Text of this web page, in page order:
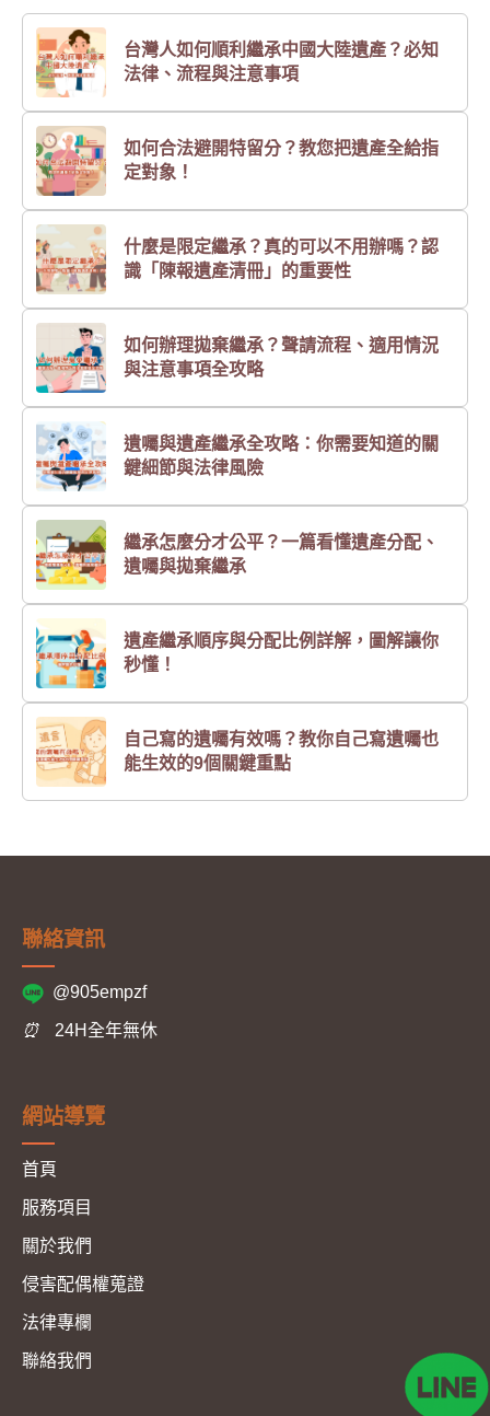
台灣人如何順利繼承中國大陸遺產？必知
法律、流程與注意事項
如何合法避開特留分？教您把遺產全給指
定對象！
什麼是限定繼承？真的可以不用辦嗎？認
識「陳報遺產清冊」的重要性
如何辦理拋棄繼承？聲請流程、適用情況
與注意事項全攻略
遺囑與遺產繼承全攻略：你需要知道的關
鍵細節與法律風險
繼承怎麼分才公平？一篇看懂遺產分配、
遺囑與拋棄繼承
遺產繼承順序與分配比例詳解，圖解讓你
秒懂！
自己寫的遺囑有效嗎？教你自己寫遺囑也
能生效的9個關鍵重點
聯絡資訊
@905empzf
⏰ 24H全年無休
網站導覽
首頁
服務項目
關於我們
侵害配偶權蒐證
法律專欄
聯絡我們